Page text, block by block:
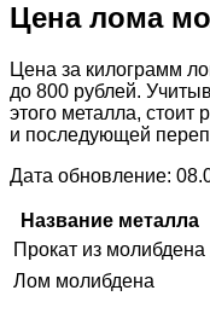
Цена лома
Цена за килограмм
до 800 рублей.
этого металла, стоит
и последующей
Дата обновление:
Название металла
Прокат из молибдена
Лом молибдена